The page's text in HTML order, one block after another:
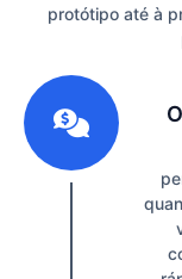
protótipo até à